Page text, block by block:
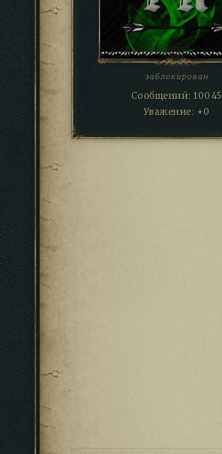
заблокирован
Сообщений: 10045
Уважение: +0